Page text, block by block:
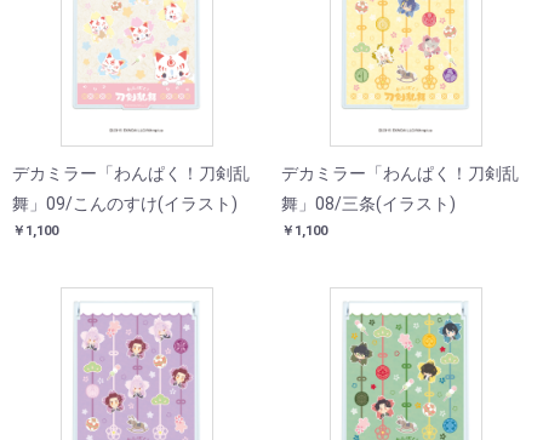
デカミラー「わんぱく！刀剣乱
舞」09/こんのすけ(イラスト)
￥1,100
デカミラー「わんぱく！刀剣乱
舞」08/三条(イラスト)
￥1,100